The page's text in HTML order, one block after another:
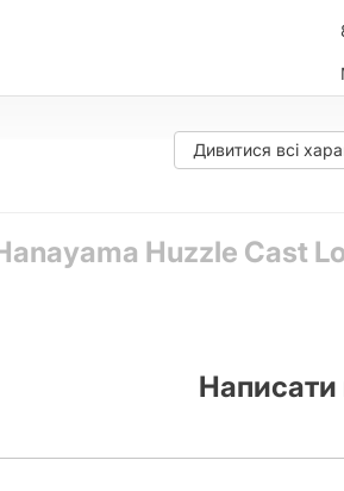
Дивитися всі
Huzzle Cast
Написати